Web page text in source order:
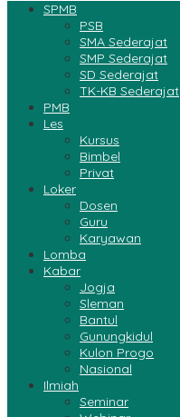
SPMB
PSB
SMA Sederajat
SMP Sederajat
SD Sederajat
TK-KB Sederajat
PMB
Les
Kursus
Bimbel
Privat
Loker
Dosen
Guru
Karyawan
Lomba
Kabar
Jogja
Sleman
Bantul
Gunungkidul
Kulon Progo
Nasional
Ilmiah
Seminar